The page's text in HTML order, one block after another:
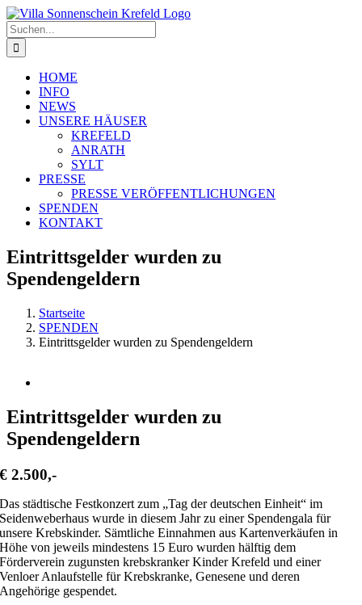
Zum
Inhalt
springen
Suche
nach:
HOME
INFO
NEWS
UNSERE HÄUSER
KREFELD
ANRATH
SYLT
PRESSE
PRESSE VERÖFFENTLICHUNGEN
SPENDEN
KONTAKT
Eintrittsgelder wurden zu
Spendengeldern
Startseite
SPENDEN
Eintrittsgelder wurden zu Spendengeldern
Bild
Eintrittsgelder wurden zu
Spendengeldern
€ 2.500,-
Das städtische Festkonzert zum „Tag der deutschen Einheit“ im
Seidenweberhaus wurde in diesem Jahr zu einer Spendengala für
unsere Krebskinder. Sämtliche Einnahmen aus Kartenverkäufen in
Höhe von jeweils mindestens 15 Euro wurden hälftig dem
Förderverein zugunsten krebskranker Kinder Krefeld und einer
Venloer Anlaufstelle für Krebskranke, Genesene und deren
Angehörige gespendet.